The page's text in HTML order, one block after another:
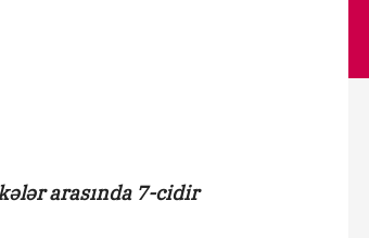
arasında 7-cidir